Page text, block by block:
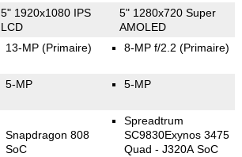
5" 1920x1080 IPS
LCD
5" 1280x720 Super
AMOLED
13-MP (Primaire) 8-MP f/2.2 (Primaire)
5-MP 5-MP
Snapdragon 808
SoC
Spreadtrum
SC9830Exynos 3475
Quad - J320A SoC